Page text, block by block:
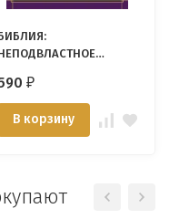
взгляд.
Вяйсянен
₽
В корзину